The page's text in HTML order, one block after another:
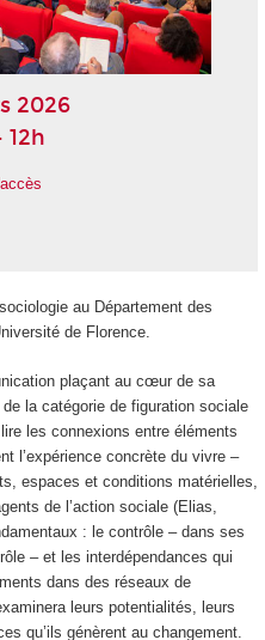
2026
12h
au Département des
de Florence.
plaçant au cœur de sa
la catégorie de figuration sociale
les connexions entre éléments
l’expérience concrète du vivre –
espaces et conditions matérielles,
de l’action sociale (Elias,
: le contrôle – dans ses
– et les interdépendances qui
dans des réseaux de
leurs potentialités, leurs
qu’ils génèrent au changement.